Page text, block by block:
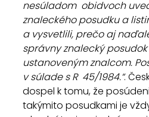
nesúladom  obidvoch
znaleckého posudku a
a vysvetlili, prečo aj
správny znalecký
ustanoveným znalcom.
v súlade s R  45/1984.“.
dospel k tomu, že
takýmito posudkami je